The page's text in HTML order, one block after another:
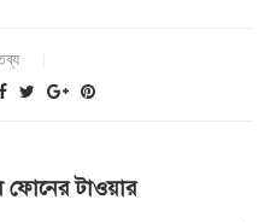
ফোনের টাওয়ার